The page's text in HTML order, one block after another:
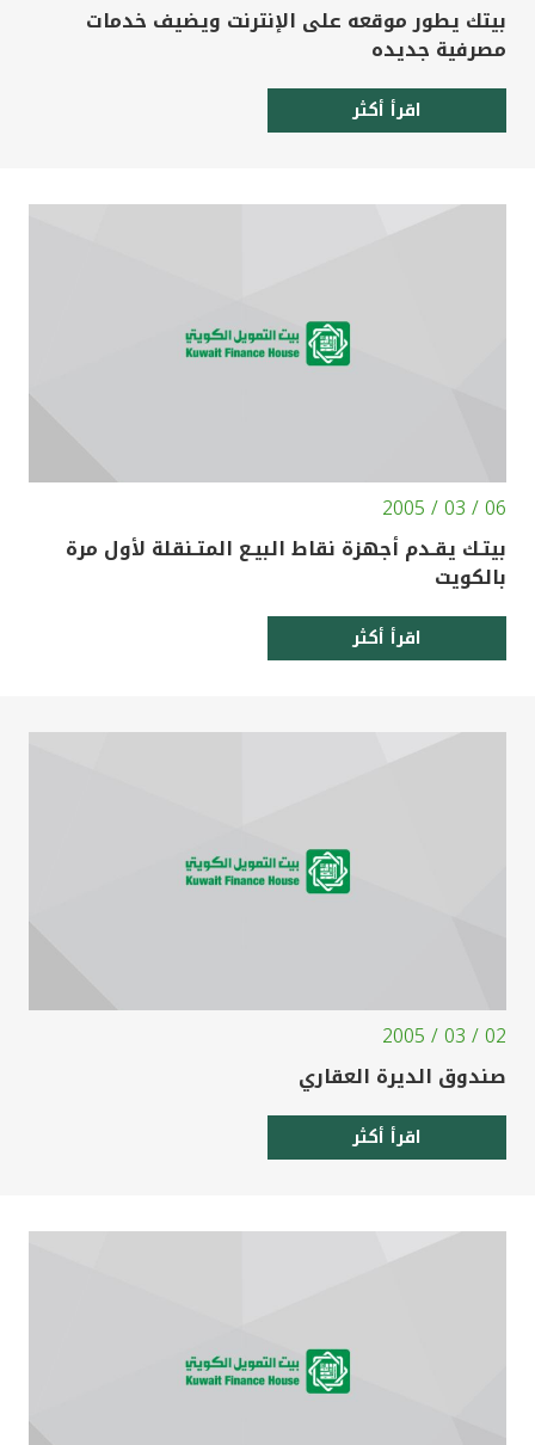
بيتك يطور موقعه على الإنترنت ويضيف خدمات
مصرفية جديده
اقرأ أكثر
06 / 03 / 2005
بيتـك يقـدم أجهزة نقاط البيـع المتـنقلة لأول مرة
بالكويت
اقرأ أكثر
02 / 03 / 2005
صندوق الديرة العقاري
اقرأ أكثر